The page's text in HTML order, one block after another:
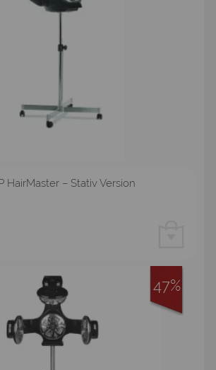
HairMaster – Stativ Version
47%